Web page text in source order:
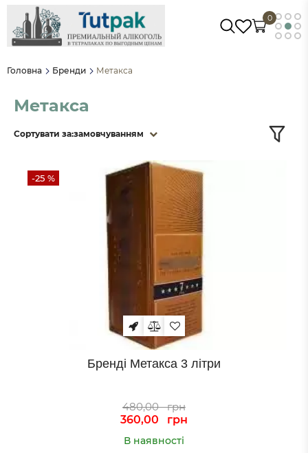
0
Головна Бренди Метакса
Метакса
Сортувати за:замовчуванням
-25 %
Бренді Метакса 3 літри
480,00
грн
360,00
грн
В наявності